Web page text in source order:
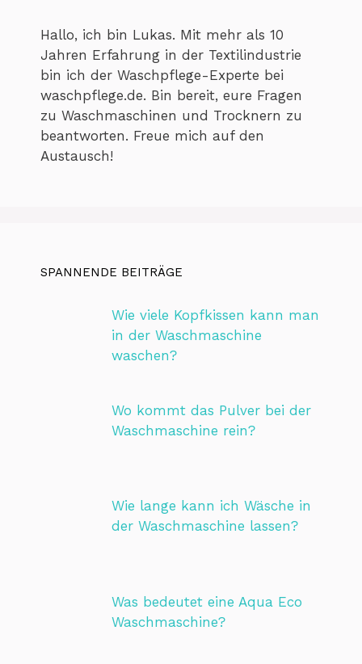
Hallo, ich bin Lukas. Mit mehr als 10
Jahren Erfahrung in der Textilindustrie
bin ich der Waschpflege-Experte bei
waschpflege.de. Bin bereit, eure Fragen
zu Waschmaschinen und Trocknern zu
beantworten. Freue mich auf den
Austausch!
SPANNENDE BEITRÄGE
Wie viele Kopfkissen kann man
in der Waschmaschine
waschen?
Wo kommt das Pulver bei der
Waschmaschine rein?
Wie lange kann ich Wäsche in
der Waschmaschine lassen?
Was bedeutet eine Aqua Eco
Waschmaschine?